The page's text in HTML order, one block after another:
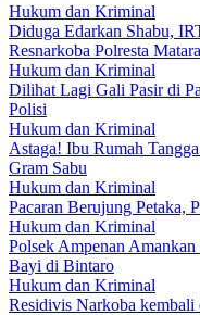
Hukum dan Kriminal
Diduga Edarkan Shabu,
Resnarkoba Polresta
Hukum dan Kriminal
Dilihat Lagi Gali Pasir di
Polisi
Hukum dan Kriminal
Astaga! Ibu Rumah
Gram Sabu
Hukum dan Kriminal
Pacaran Berujung Petaka,
Hukum dan Kriminal
Polsek Ampenan
Bayi di Bintaro
Hukum dan Kriminal
Residivis Narkoba kembali